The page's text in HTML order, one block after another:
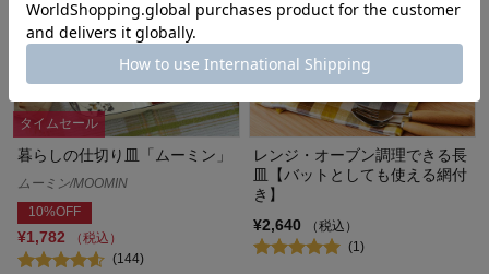
タイムセール
暮らしの仕切り皿「ムーミン」
ムーミン/MOOMIN
10%OFF
¥1,782
（税込）
(144)
レンジ・オーブン調理できる長
皿【バットとしても使える網付
き】
¥2,640
（税込）
(1)